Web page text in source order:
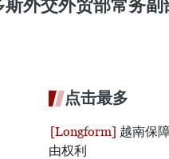
外交外贸部常务副
点击最多
越南保
由权利